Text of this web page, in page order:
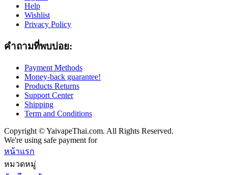
Help
Wishlist
Privacy Policy
คำถามที่พบบ่อย:
Payment Methods
Money-back guarantee!
Products Returns
Support Center
Shipping
Term and Conditions
Copyright © YaivapeThai.com. All Rights Reserved.
We're using safe payment for
หน้าแรก
หมวดหมู่